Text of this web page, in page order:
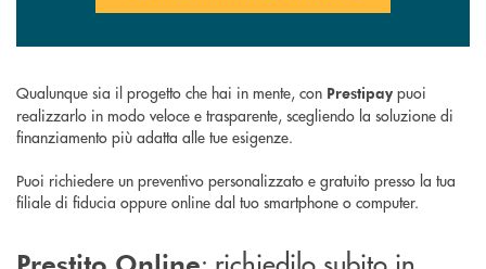
Qualunque sia il progetto che hai in mente, con Prestipay puoi
realizzarlo in modo veloce e trasparente, scegliendo la soluzione di
finanziamento più adatta alle tue esigenze.
Puoi richiedere un preventivo personalizzato e gratuito presso la tua
filiale di fiducia oppure online dal tuo smartphone o computer.